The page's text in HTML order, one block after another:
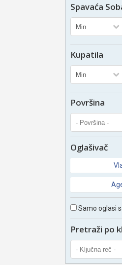
Spavaća
Kupatila
Površina
Oglašivač
Samo oglasi
Pretraži po